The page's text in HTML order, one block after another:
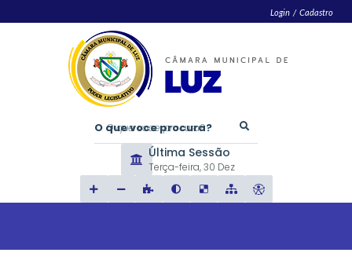
Login / Cadastro
O que voce procura?
Última Sessão
Terça-feira 30 Dez